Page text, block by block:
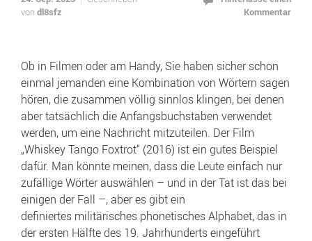
vondl8sfz
Kommentar
Ob in Filmen oder am Handy, Sie haben sicher schon
einmal jemanden eine Kombination von Wörtern sagen
hören, die zusammen völlig sinnlos klingen, bei denen
aber tatsächlich die Anfangsbuchstaben verwendet
werden, um eine Nachricht mitzuteilen. Der Film
„Whiskey Tango Foxtrot“ (2016) ist ein gutes Beispiel
dafür. Man könnte meinen, dass die Leute einfach nur
zufällige Wörter auswählen – und in der Tat ist das bei
einigen der Fall –, aber es gibt ein
definiertes militärisches phonetisches Alphabet, das in
der ersten Hälfte des 19. Jahrhunderts eingeführt